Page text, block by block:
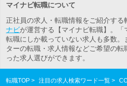
マイナビ転職について
正社員の求人・転職情報をご紹介する
ナビが運営する【マイナビ転職】。
転職にしか載っていない求人も多数。
ターの転職・求人情報などご希望の
った求人選びができます。
転職TOP 注目の求人検索ワード一覧